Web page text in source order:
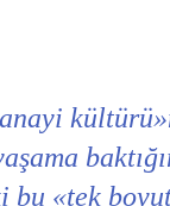
«tek